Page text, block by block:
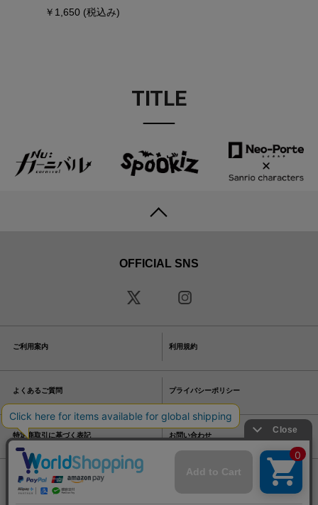
￥1,650 (税込み)
TITLE
OFFICIAL SNS
ご利用案内 利用規約
よくあるご質問 プライバシーポリシー
特定商取引に基づく表記 お問い合わせ